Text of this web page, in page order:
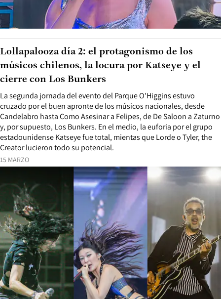
15 MARZO
La segunda jornada del evento del Parque O'Higgins estuvo
cruzado por el buen apronte de los músicos nacionales, desde
Candelabro hasta Como Asesinar a Felipes, de De Saloon a Zaturno
y, por supuesto, Los Bunkers. En el medio, la euforia por el grupo
estadounidense Katseye fue total, mientas que Lorde o Tyler, the
Creator lucieron todo su potencial.
Lollapalooza día 2: el protagonismo de los
músicos chilenos, la locura por Katseye y el
cierre con Los Bunkers